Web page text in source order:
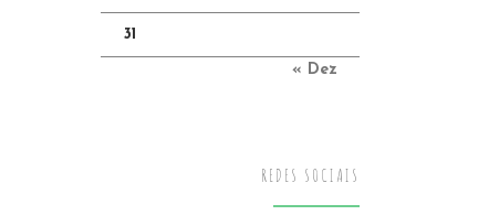
31
« Dez
REDES SOCIAIS